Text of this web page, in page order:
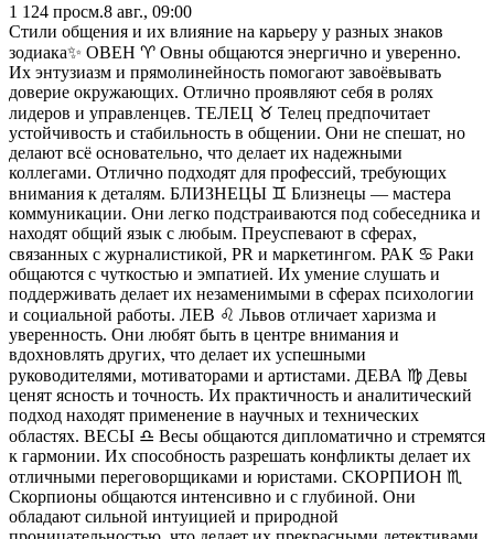
1 124 просм.8 авг., 09:00
Стили общения и их влияние на карьеру у разных знаков
зодиака✨ ОВЕН ♈️ Овны общаются энергично и уверенно.
Их энтузиазм и прямолинейность помогают завоёвывать
доверие окружающих. Отлично проявляют себя в ролях
лидеров и управленцев. ТЕЛЕЦ ♉️ Телец предпочитает
устойчивость и стабильность в общении. Они не спешат, но
делают всё основательно, что делает их надежными
коллегами. Отлично подходят для профессий, требующих
внимания к деталям. БЛИЗНЕЦЫ ♊️ Близнецы — мастера
коммуникации. Они легко подстраиваются под собеседника и
находят общий язык с любым. Преуспевают в сферах,
связанных с журналистикой, PR и маркетингом. РАК ♋️ Раки
общаются с чуткостью и эмпатией. Их умение слушать и
поддерживать делает их незаменимыми в сферах психологии
и социальной работы. ЛЕВ ♌️ Львов отличает харизма и
уверенность. Они любят быть в центре внимания и
вдохновлять других, что делает их успешными
руководителями, мотиваторами и артистами. ДЕВА ♍️ Девы
ценят ясность и точность. Их практичность и аналитический
подход находят применение в научных и технических
областях. ВЕСЫ ♎️ Весы общаются дипломатично и стремятся
к гармонии. Их способность разрешать конфликты делает их
отличными переговорщиками и юристами. СКОРПИОН ♏️
Скорпионы общаются интенсивно и с глубиной. Они
обладают сильной интуицией и природной